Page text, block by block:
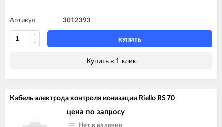
Артикул 3012393
КУПИТЬ
Купить в 1 клик
Кабель электрода контроля ионизации Riello RS 70
цена по запросу
Нет в наличии